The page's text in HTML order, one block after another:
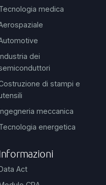
medica
dei
di stampi e
meccanica
energetica
Act